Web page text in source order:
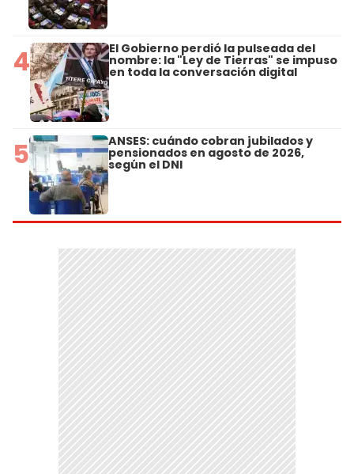
4 El Gobierno perdió la pulseada del
nombre: la "Ley de Tierras" se impuso
en toda la conversación digital
5 ANSES: cuándo cobran jubilados y
pensionados en agosto de 2026,
según el DNI